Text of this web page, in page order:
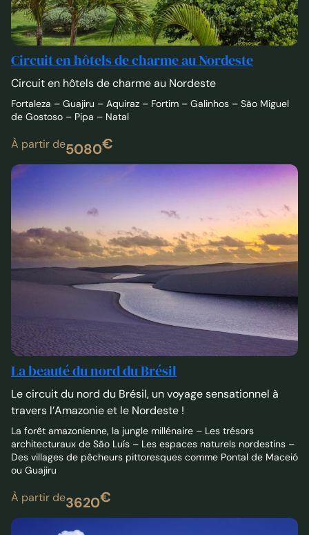
Circuit en hôtels de charme au Nordeste
Circuit en hôtels de charme au Nordeste
Fortaleza – Guajiru – Aquiraz – Fortim – Galinhos – São Miguel
de Gostoso – Pipa – Natal
À partir de5080€
La beauté du nord du Brésil
Le circuit du nord du Brésil, un voyage sensationnel à
travers l’Amazonie et le Nordeste !
La forêt amazonienne, la jungle millénaire – Les trésors
architecturaux de São Luís – Les espaces naturels nordestins –
Des villages de pêcheurs pittoresques comme Pontal de Maceió
ou Guajiru
À partir de3620€